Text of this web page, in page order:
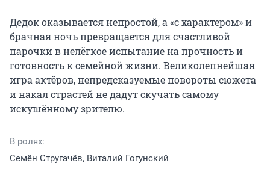
Дедок оказывается непростой, а «с характером» и
брачная ночь превращается для счастливой
парочки в нелёгкое испытание на прочность и
готовность к семейной жизни. Великолепнейшая
игра актёров, непредсказуемые повороты сюжета
и накал страстей не дадут скучать самому
искушённому зрителю.
В ролях:
Семён Стругачёв, Виталий Гогунский